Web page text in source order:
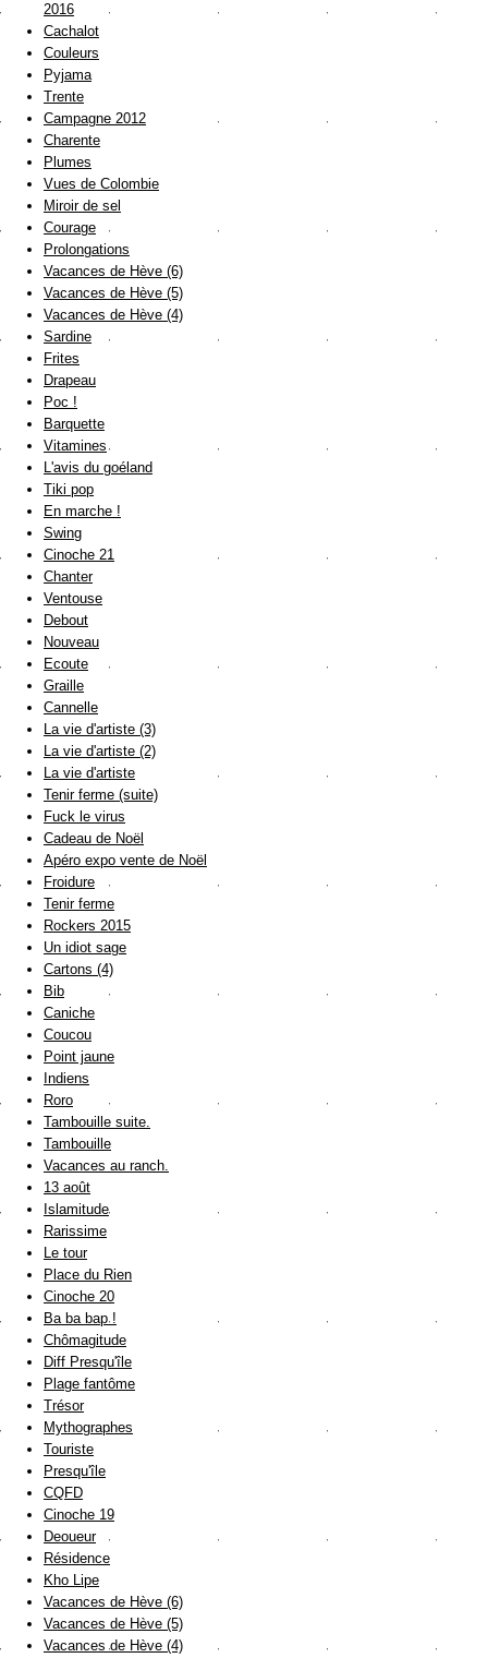
2016
Cachalot
Couleurs
Pyjama
Trente
Campagne 2012
Charente
Plumes
Vues de Colombie
Miroir de sel
Courage
Prolongations
Vacances de Hève (6)
Vacances de Hève (5)
Vacances de Hève (4)
Sardine
Frites
Drapeau
Poc !
Barquette
Vitamines
L'avis du goéland
Tiki pop
En marche !
Swing
Cinoche 21
Chanter
Ventouse
Debout
Nouveau
Ecoute
Graille
Cannelle
La vie d'artiste (3)
La vie d'artiste (2)
La vie d'artiste
Tenir ferme (suite)
Fuck le virus
Cadeau de Noël
Apéro expo vente de Noël
Froidure
Tenir ferme
Rockers 2015
Un idiot sage
Cartons (4)
Bib
Caniche
Coucou
Point jaune
Indiens
Roro
Tambouille suite.
Tambouille
Vacances au ranch.
13 août
Islamitude
Rarissime
Le tour
Place du Rien
Cinoche 20
Ba ba bap !
Chômagitude
Diff Presqu'île
Plage fantôme
Trésor
Mythographes
Touriste
Presqu'île
CQFD
Cinoche 19
Deoueur
Résidence
Kho Lipe
Vacances de Hève (6)
Vacances de Hève (5)
Vacances de Hève (4)